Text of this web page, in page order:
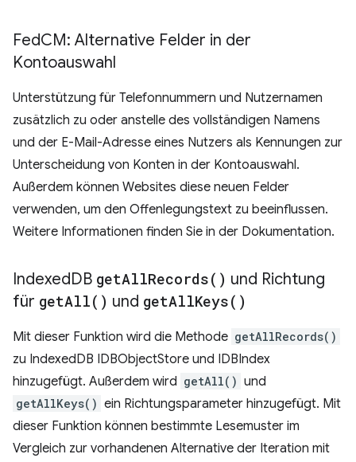
FedCM: Alternative Felder in der
Kontoauswahl
Unterstützung für Telefonnummern und Nutzernamen
zusätzlich zu oder anstelle des vollständigen Namens
und der E-Mail-Adresse eines Nutzers als Kennungen zur
Unterscheidung von Konten in der Kontoauswahl.
Außerdem können Websites diese neuen Felder
verwenden, um den Offenlegungstext zu beeinflussen.
Weitere Informationen finden Sie in der Dokumentation.
IndexedDB getAllRecords( ) und Richtung
für getAll( ) und getAllKeys( )
Mit dieser Funktion wird die Methode getAllRecords()
zu IndexedDB IDBObjectStore und IDBIndex
hinzugefügt. Außerdem wird getAll() und
getAllKeys() ein Richtungsparameter hinzugefügt. Mit
dieser Funktion können bestimmte Lesemuster im
Vergleich zur vorhandenen Alternative der Iteration mit